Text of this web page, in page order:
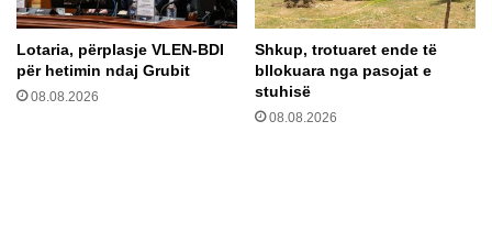
r
e
j
t
ë
B
Lotaria, përplasje VLEN-BDI
për hetimin ndaj Grubit
08.08.2026
Shkup, trotuaret ende të
bllokuara nga pasojat e
stuhisë
08.08.2026